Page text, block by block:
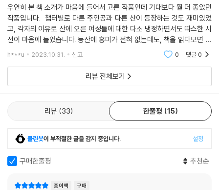
우연히 본 책 소개가 마음에 들어서 고른 작품인데 기대보다 훨 더 좋았던
작품입니다. 챕터별로 다른 주인공과 다른 산이 등장하는 것도 재미있었
고, 각자의 이유로 산에 오른 여성들에 대한 다소 냉정하면서도 따스한 시
선이 마음에 들었습니다. 등산에 흥미가 전혀 없는데도, 책을 읽다보면 산
정상에 올라가서 호사스러운 디저트를 먹고 싶다는 생각이 강렬하게 듭니
h***u 2023.10.31. 신고 0 댓글0
리뷰 전체보기
리뷰 33 한줄평 15
클린봇이 부적절한 글을 감지 중입니다. 설정
구매한줄평 추천순
종이책 구매